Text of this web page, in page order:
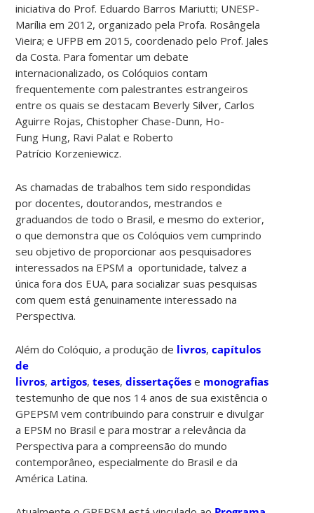
iniciativa do Prof. Eduardo Barros Mariutti; UNESP-
Marília em 2012, organizado pela Profa. Rosângela
Vieira; e UFPB em 2015, coordenado pelo Prof. Jales
da Costa. Para fomentar um debate
internacionalizado, os Colóquios contam
frequentemente com palestrantes estrangeiros
entre os quais se destacam Beverly Silver, Carlos
Aguirre Rojas, Chistopher Chase-Dunn, Ho-
Fung Hung, Ravi Palat e Roberto
Patrício Korzeniewicz.
As chamadas de trabalhos tem sido respondidas
por docentes, doutorandos, mestrandos e
graduandos de todo o Brasil, e mesmo do exterior,
o que demonstra que os Colóquios vem cumprindo
seu objetivo de proporcionar aos pesquisadores
interessados na EPSM a oportunidade, talvez a
única fora dos EUA, para socializar suas pesquisas
com quem está genuinamente interessado na
Perspectiva.
Além do Colóquio, a produção de livros,capítulos
de
livros,artigos,teses,dissertações e monografias
testemunho de que nos 14 anos de sua existência o
GPEPSM vem contribuindo para construir e divulgar
a EPSM no Brasil e para mostrar a relevância da
Perspectiva para a compreensão do mundo
contemporâneo, especialmente do Brasil e da
América Latina.